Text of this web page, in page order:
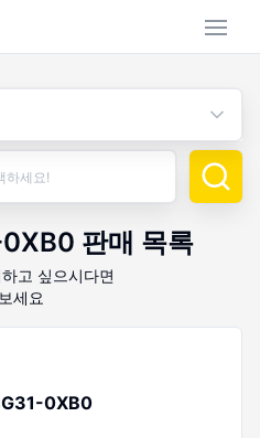
판매 목록
고 싶으시다면
세요
0XB0